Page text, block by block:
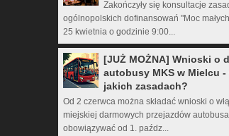
Zakończyły się konsultacje
ogólnopolskich dofinansowań "Moc
25 kwietnia o godzinie 9:00...
[JUŻ MOŻNA] Wnioski o
autobusy MKS w Mielcu
jakich zasadach?
Od 2 czerwca można składać wnioski o
miejskiej darmowych przejazdów
obowiązywać od 1. paźdz...